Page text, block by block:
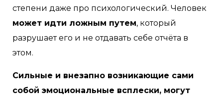
степени даже про психологический. Человек
может идти ложным путем, который
разрушает его и не отдавать себе отчёта в
этом.
Сильные и внезапно возникающие сами
собой эмоциональные всплески, могут